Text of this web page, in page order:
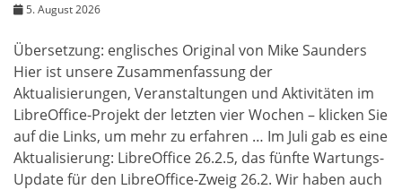
5. August 2026
Übersetzung: englisches Original von Mike Saunders
Hier ist unsere Zusammenfassung der
Aktualisierungen, Veranstaltungen und Aktivitäten im
LibreOffice-Projekt der letzten vier Wochen – klicken Sie
auf die Links, um mehr zu erfahren … Im Juli gab es eine
Aktualisierung: LibreOffice 26.2.5, das fünfte Wartungs-
Update für den LibreOffice-Zweig 26.2. Wir haben auch